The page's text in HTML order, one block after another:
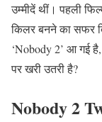
उम्मीदें थीं। पहली
किलर बनने का सफर
‘Nobody 2’ आ गई
पर खरी उतरी है?
Nobody 2